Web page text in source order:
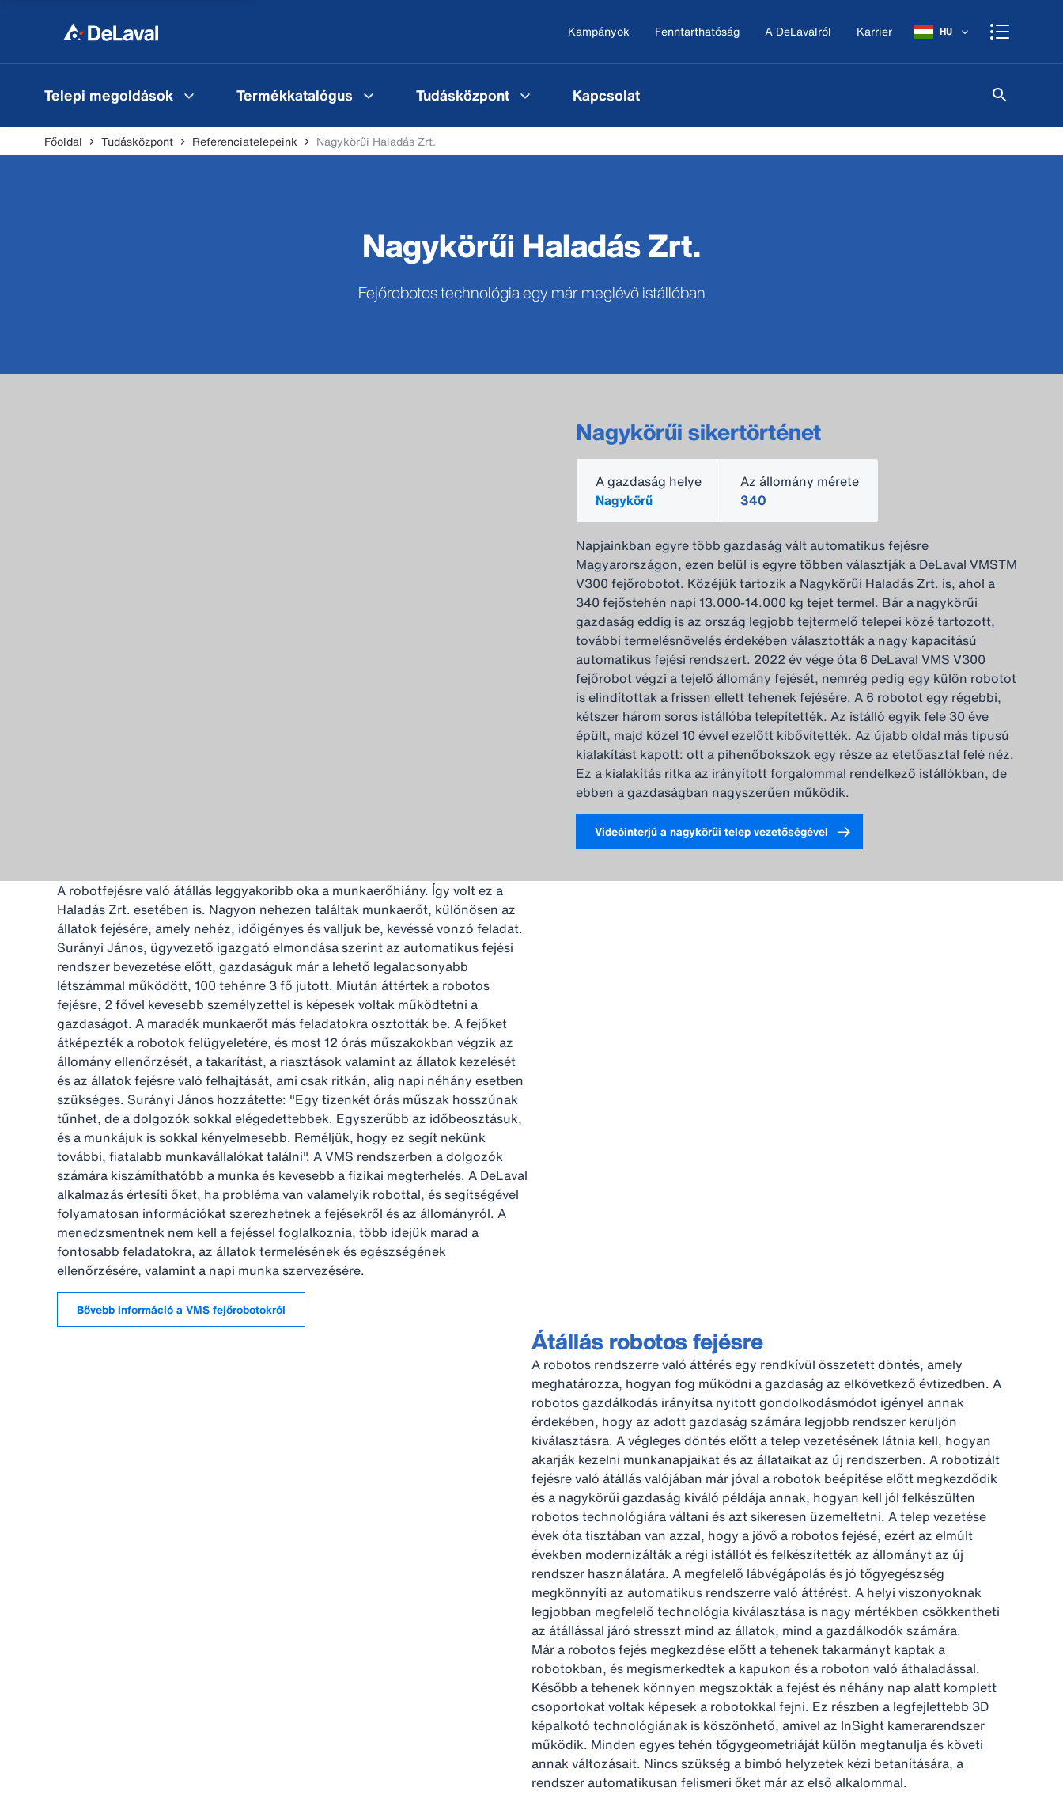
Kampányok Fenntarthatóság A DeLavalról Karrier HU
Telepi megoldások Termékkatalógus Tudásközpont Kapcsolat
Főoldal Tudásközpont Referenciatelepeink Nagykörűi Haladás Zrt.
Nagykörűi Haladás Zrt.
Fejőrobotos technológia egy már meglévő istállóban
Nagykörűi sikertörténet
A gazdaság helye
Nagykörű
Az állomány mérete
340
Napjainkban egyre több gazdaság vált automatikus fejésre
Magyarországon, ezen belül is egyre többen választják a DeLaval VMSTM
V300 fejőrobotot. Közéjük tartozik a Nagykörűi Haladás Zrt. is, ahol a
340 fejőstehén napi 13.000-14.000 kg tejet termel. Bár a nagykörűi
gazdaság eddig is az ország legjobb tejtermelő telepei közé tartozott,
további termelésnövelés érdekében választották a nagy kapacitású
automatikus fejési rendszert. 2022 év vége óta 6 DeLaval VMS V300
fejőrobot végzi a tejelő állomány fejését, nemrég pedig egy külön robotot
is elindítottak a frissen ellett tehenek fejésére. A 6 robotot egy régebbi,
kétszer három soros istállóba telepítették. Az istálló egyik fele 30 éve
épült, majd közel 10 évvel ezelőtt kibővítették. Az újabb oldal más típusú
kialakítást kapott: ott a pihenőbokszok egy része az etetőasztal felé néz.
Ez a kialakítás ritka az irányított forgalommal rendelkező istállókban, de
ebben a gazdaságban nagyszerűen működik.
Videóinterjú a nagykörűi telep vezetőségével
A robotfejésre való átállás leggyakoribb oka a munkaerőhiány. Így volt ez a
Haladás Zrt. esetében is. Nagyon nehezen találtak munkaerőt, különösen az
állatok fejésére, amely nehéz, időigényes és valljuk be, kevéssé vonzó feladat.
Surányi János, ügyvezető igazgató elmondása szerint az automatikus fejési
rendszer bevezetése előtt, gazdaságuk már a lehető legalacsonyabb
létszámmal működött, 100 tehénre 3 fő jutott. Miután áttértek a robotos
fejésre, 2 fővel kevesebb személyzettel is képesek voltak működtetni a
gazdaságot. A maradék munkaerőt más feladatokra osztották be. A fejőket
átképezték a robotok felügyeletére, és most 12 órás műszakokban végzik az
állomány ellenőrzését, a takarítást, a riasztások valamint az állatok kezelését
és az állatok fejésre való felhajtását, ami csak ritkán, alig napi néhány esetben
szükséges. Surányi János hozzátette: "Egy tizenkét órás műszak hosszúnak
tűnhet, de a dolgozók sokkal elégedettebbek. Egyszerűbb az időbeosztásuk,
és a munkájuk is sokkal kényelmesebb. Reméljük, hogy ez segít nekünk
további, fiatalabb munkavállalókat találni". A VMS rendszerben a dolgozók
számára kiszámíthatóbb a munka és kevesebb a fizikai megterhelés. A DeLaval
alkalmazás értesíti őket, ha probléma van valamelyik robottal, és segítségével
folyamatosan információkat szerezhetnek a fejésekről és az állományról. A
menedzsmentnek nem kell a fejéssel foglalkoznia, több idejük marad a
fontosabb feladatokra, az állatok termelésének és egészségének
ellenőrzésére, valamint a napi munka szervezésére.
Bővebb információ a VMS fejőrobotokról
Átállás robotos fejésre
A robotos rendszerre való áttérés egy rendkívül összetett döntés, amely
meghatározza, hogyan fog működni a gazdaság az elkövetkező évtizedben. A
robotos gazdálkodás irányítsa nyitott gondolkodásmódot igényel annak
érdekében, hogy az adott gazdaság számára legjobb rendszer kerüljön
kiválasztásra. A végleges döntés előtt a telep vezetésének látnia kell, hogyan
akarják kezelni munkanapjaikat és az állataikat az új rendszerben. A robotizált
fejésre való átállás valójában már jóval a robotok beépítése előtt megkezdődik
és a nagykörűi gazdaság kiváló példája annak, hogyan kell jól felkészülten
robotos technológiára váltani és azt sikeresen üzemeltetni. A telep vezetése
évek óta tisztában van azzal, hogy a jövő a robotos fejésé, ezért az elmúlt
években modernizálták a régi istállót és felkészítették az állományt az új
rendszer használatára. A megfelelő lábvégápolás és jó tőgyegészség
megkönnyíti az automatikus rendszerre való áttérést. A helyi viszonyoknak
legjobban megfelelő technológia kiválasztása is nagy mértékben csökkentheti
az átállással járó stresszt mind az állatok, mind a gazdálkodók számára.
Már a robotos fejés megkezdése előtt a tehenek takarmányt kaptak a
robotokban, és megismerkedtek a kapukon és a roboton való áthaladással.
Később a tehenek könnyen megszokták a fejést és néhány nap alatt komplett
csoportokat voltak képesek a robotokkal fejni. Ez részben a legfejlettebb 3D
képalkotó technológiának is köszönhető, amivel az InSight kamerarendszer
működik. Minden egyes tehén tőgygeometriáját külön megtanulja és követi
annak változásait. Nincs szükség a bimbó helyzetek kézi betanítására, a
rendszer automatikusan felismeri őket már az első alkalommal.